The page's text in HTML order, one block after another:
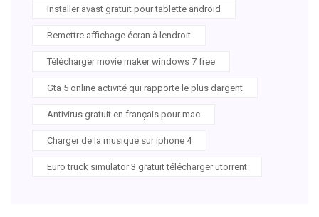
Installer avast gratuit pour tablette android
Remettre affichage écran à lendroit
Télécharger movie maker windows 7 free
Gta 5 online activité qui rapporte le plus dargent
Antivirus gratuit en français pour mac
Charger de la musique sur iphone 4
Euro truck simulator 3 gratuit télécharger utorrent